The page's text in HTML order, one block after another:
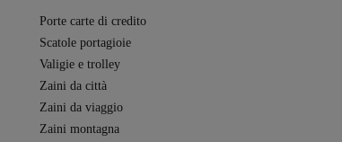
Porte carte di credito
Scatole portagioie
Valigie e trolley
Zaini da città
Zaini da viaggio
Zaini montagna